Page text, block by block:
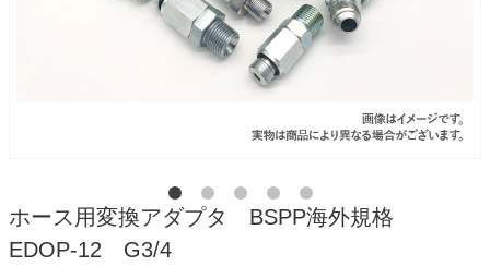
ホース用変換アダプタ BSPP海外規格
EDOP-12 G3/4